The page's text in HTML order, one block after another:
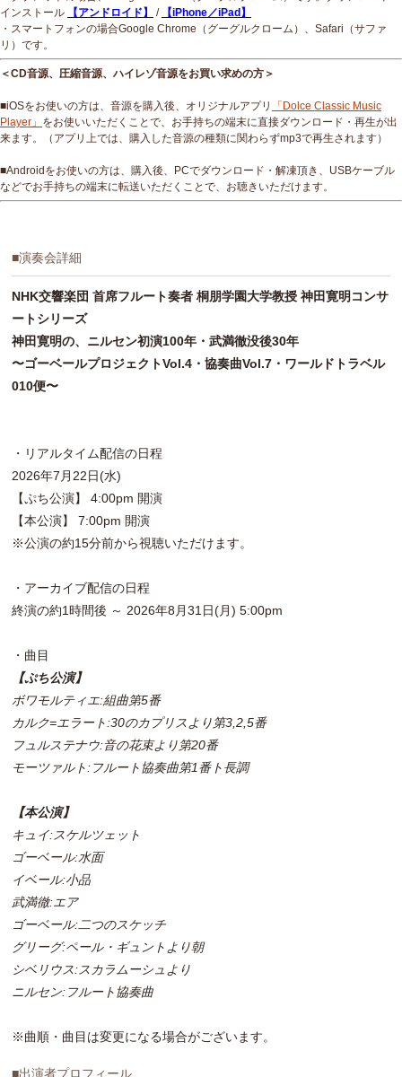
インストール
【アンドロイド】 /
【iPhone／iPad】
・スマートフォンの場合Google Chrome（グーグルクローム）、Safari（サファ
リ）です。
＜CD音源、圧縮音源、ハイレゾ音源をお買い求めの方＞
■iOSをお使いの方は、音源を購入後、オリジナルアプリ
「Dolce Classic Music
Player」 をお使いいただくことで、お手持ちの端末に直接ダウンロード・再生が出
来ます。（アプリ上では、購入した音源の種類に関わらずmp3で再生されます）
■Androidをお使いの方は、購入後、PCでダウンロード・解凍頂き、USBケーブル
などでお手持ちの端末に転送いただくことで、お聴きいただけます。
■演奏会詳細
NHK交響楽団 首席フルート奏者 桐朋学園大学教授 神田寛明コンサ
ートシリーズ
神田寛明の、ニルセン初演100年・武満徹没後30年
〜ゴーベールプロジェクトVol.4・協奏曲Vol.7・ワールドトラベル
010便〜
・リアルタイム配信の日程
2026年7月22日(水)
【ぷち公演】 4:00pm 開演
【本公演】 7:00pm 開演
※公演の約15分前から視聴いただけます。
・アーカイブ配信の日程
終演の約1時間後 ～ 2026年8月31日(月) 5:00pm
・曲目
【ぷち公演】
ボワモルティエ:組曲第5番
カルク=エラート:30のカプリスより第3,2,5番
フュルステナウ:音の花束より第20番
モーツァルト:フルート協奏曲第1番ト長調
【本公演】
キュイ:スケルツェット
ゴーベール:水面
イベール:小品
武満徹:エア
ゴーベール:二つのスケッチ
グリーグ:ペール・ギュントより朝
シベリウス:スカラムーシュより
ニルセン:フルート協奏曲
※曲順・曲目は変更になる場合がございます。
■出演者プロフィール